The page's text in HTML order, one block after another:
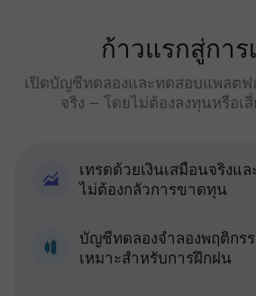
ก้าวแรกสู่การ
เปิดบัญชีทดลองและทดสอบแพลตฟ
จริง — โดยไม่ต้องลงทุนหรือเ
เทรดด้วยเงินเสมือนจริงแ
ไม่ต้องกลัวการขาดทุน
บัญชีทดลองจำลองพฤติกร
เหมาะสำหรับการฝึกฝน